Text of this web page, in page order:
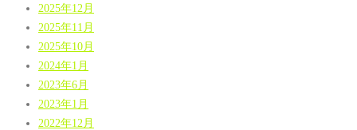
2025年12月
2025年11月
2025年10月
2024年1月
2023年6月
2023年1月
2022年12月